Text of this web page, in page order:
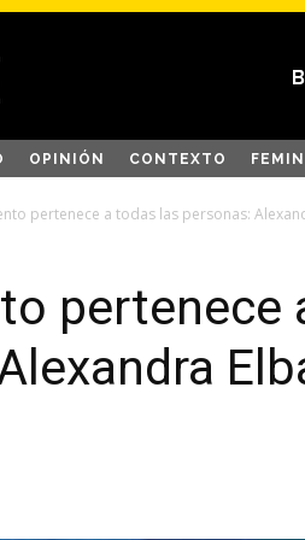
OPINIÓN CONTEXTO
pertenece a todas las personas:
pertenece